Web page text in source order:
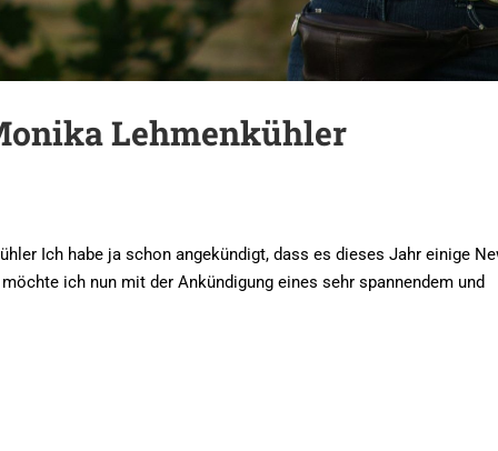
Lehmenkühler
Ich habe ja schon angekündigt, dass es dieses Jahr einige
ich nun mit der Ankündigung eines sehr spannendem und